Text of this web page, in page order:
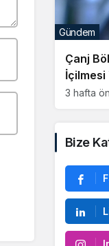
Çanj
İçilmesi
3 hafta
Gündem
Bize